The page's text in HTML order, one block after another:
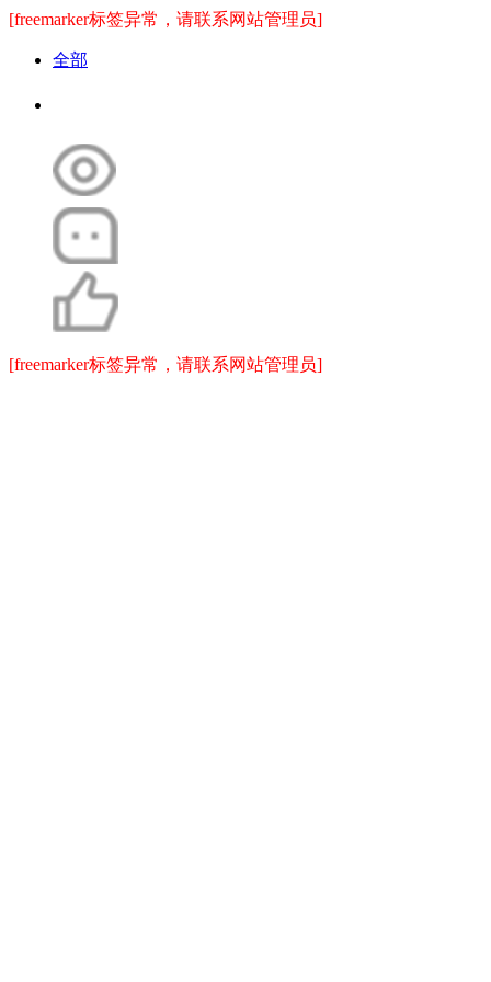
[freemarker标签异常，请联系网站管理员]
全部
[freemarker标签异常，请联系网站管理员]